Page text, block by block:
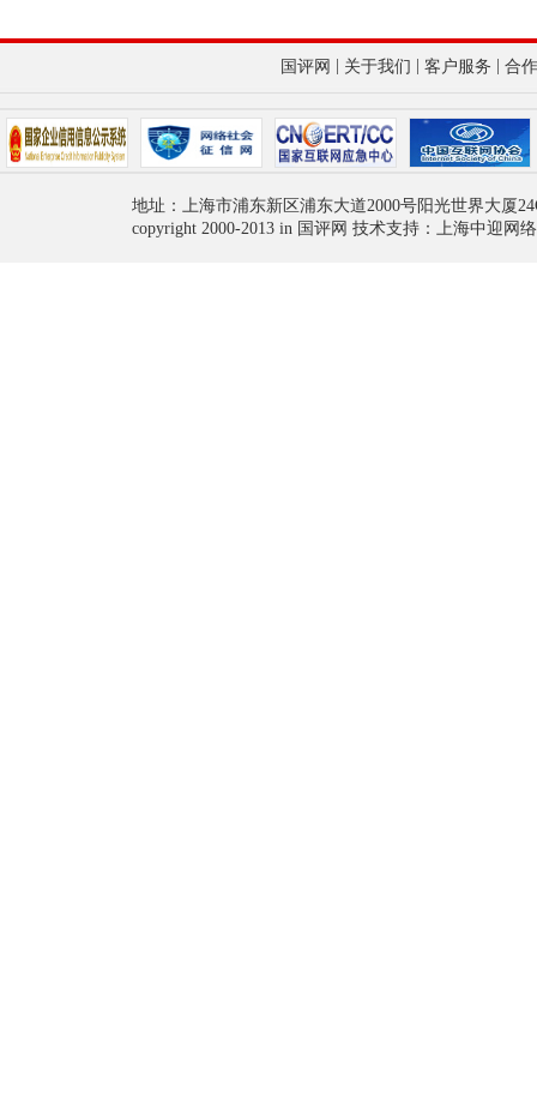
国评网 关于我们 客户服务 合
地址：上海市浦东新区浦东大道2000号阳光世界大厦
copyright 2000-2013 in 国评网 技术支持：上海中迎